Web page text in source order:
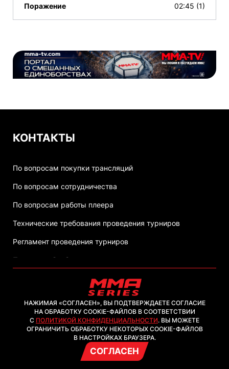
Поражение
02:45 (1)
КОНТАКТЫ
По вопросам покупки трансляций
По вопросам сотрудничества
По вопросам работы плеера
Технические требования проведения турниров
Регламент проведения турниров
Политика обработки персональных данных
2026, ООО "ММА-ТВ.КОМ"
НАЖИМАЯ «СОГЛАСЕН», ВЫ ПОДТВЕРЖДАЕТЕ СОГЛАСИЕ
НА ОБРАБОТКУ COOKIE-ФАЙЛОВ В СООТВЕТСТВИИ
С ПОЛИТИКОЙ КОНФИДЕНЦИАЛЬНОСТИ. ВЫ МОЖЕТЕ
ОГРАНИЧИТЬ ОБРАБОТКУ НЕКОТОРЫХ COOKIE-ФАЙЛОВ
В НАСТРОЙКАХ БРАУЗЕРА.
СОГЛАСЕН